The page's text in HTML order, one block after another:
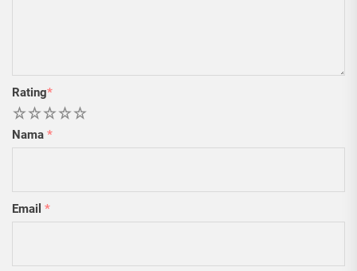
Rating*
5
4
3
2
Nama *
Email *